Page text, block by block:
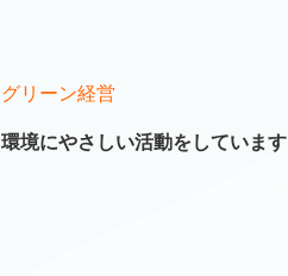
グリーン経営
環境にやさしい活動をしています